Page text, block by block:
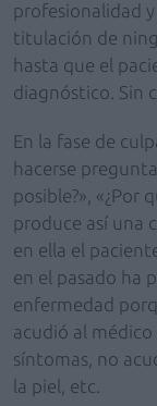
profesionalidad
titulación de
hasta que el
diagnóstico. Sin
En la fase de
hacerse
posible?», «¿Por
produce así una
en ella el
en el pasado ha
enfermedad
acudió al
síntomas, no
la piel, etc.